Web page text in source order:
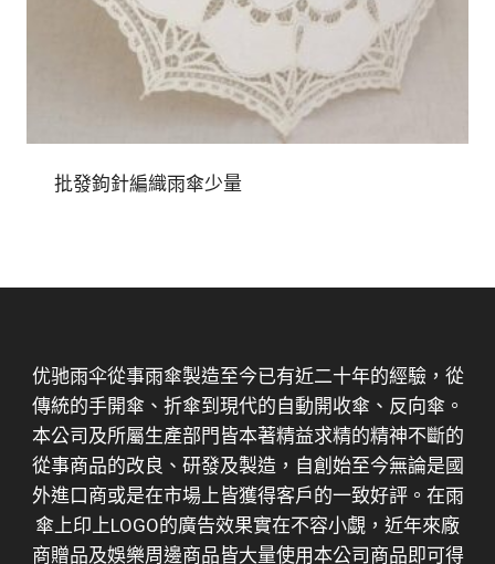
批發鉤針編織雨傘少量
优驰雨伞從事雨傘製造至今已有近二十年的經驗，從
傳統的手開傘、折傘到現代的自動開收傘、反向傘。
本公司及所屬生產部門皆本著精益求精的精神不斷的
從事商品的改良、研發及製造，自創始至今無論是國
外進口商或是在市場上皆獲得客戶的一致好評。在雨
傘上印上LOGO的廣告效果實在不容小覷，近年來廠
商贈品及娛樂周邊商品皆大量使用本公司商品即可得